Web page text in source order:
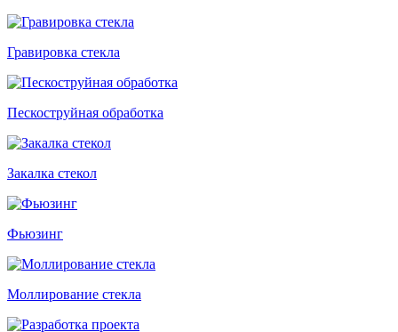
Гравировка стекла
Пескоструйная обработка
Закалка стекол
Фьюзинг
Моллирование стекла